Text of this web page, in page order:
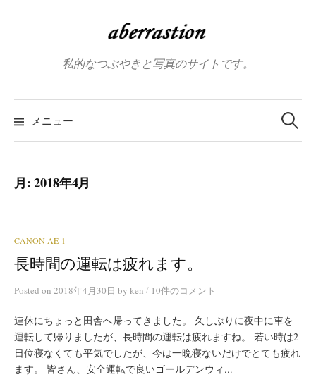
へ
ス
キ
プ
私的なつぶやきと写真のサイトです。
メニュー
検
索:
月:2018年4月
CANON AE-1
長時間の運転は疲れます。
Posted on 2018年4月30日 by ken / 10件のコメント
連休にちょっと田舎へ帰ってきました。 久しぶりに夜中に車を
運転して帰りましたが、長時間の運転は疲れますね。 若い時は2
日位寝なくても平気でしたが、今は一晩寝ないだけでとても疲れ
ます。 皆さん、安全運転で良いゴールデンウィ...